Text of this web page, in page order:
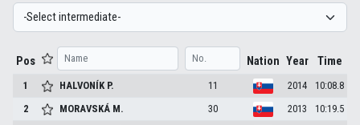
Pos Nation Year Time
1 HALVONÍK P. 11 2014
10:08.8
2
MORAVSKÁ M. 30 2013
10:19.5